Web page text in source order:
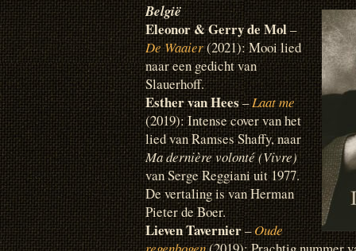
België
Eleonor & Gerry de Mol–
De Waaier(2021): Mooi lied
naar een gedicht van
Slauerhoff.
Esther van Hees–Laat me
(2019): Intense cover van het
lied van Ramses Shaffy, naar
Ma dernière volonté (Vivre)
van Serge Reggiani uit 1977.
De vertaling is van Herman
Pieter de Boer.
Lieven Tavernier–Oude